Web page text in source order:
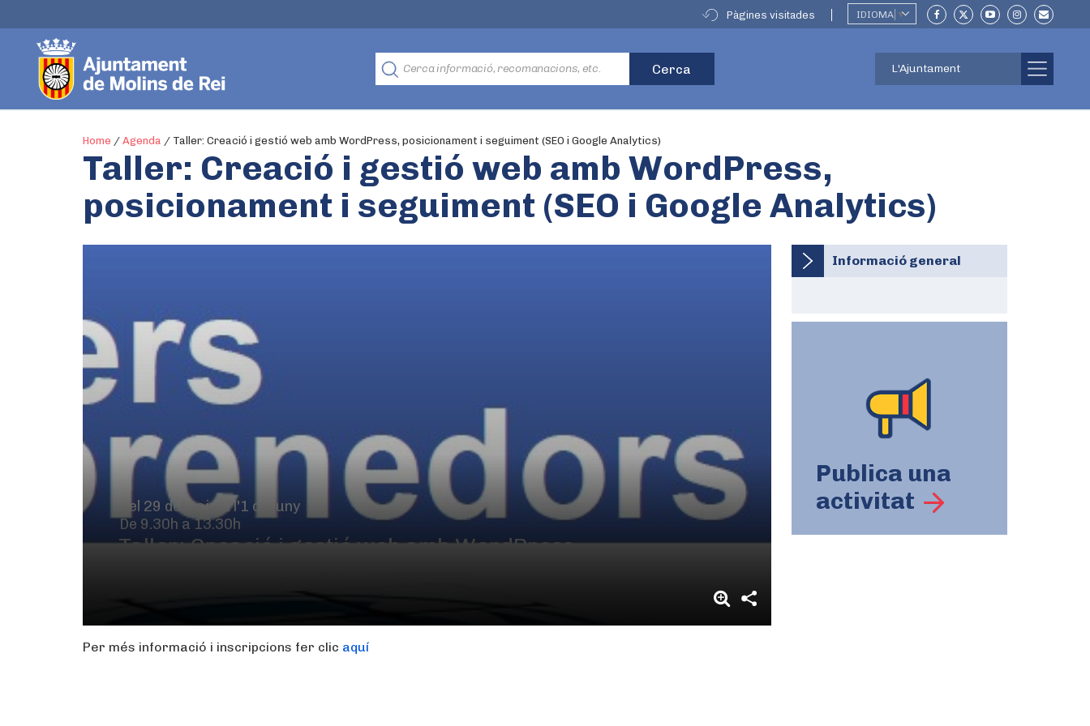
Pàgines visitades IDIOMA ▼
L'Ajuntament
Home / Agenda / Taller: Creació i gestió web amb WordPress, posicionament i seguiment (SEO i Google Analytics)
Taller: Creació i gestió web amb WordPress,
posicionament i seguiment (SEO i Google Analytics)
Del 29 de maig a l'1 de juny
De 9.30h a 13.30h
Taller: Creació i gestió web amb WordPress,
Per més informació i inscripcions fer clic aquí
Informació general
Publica una
activitat